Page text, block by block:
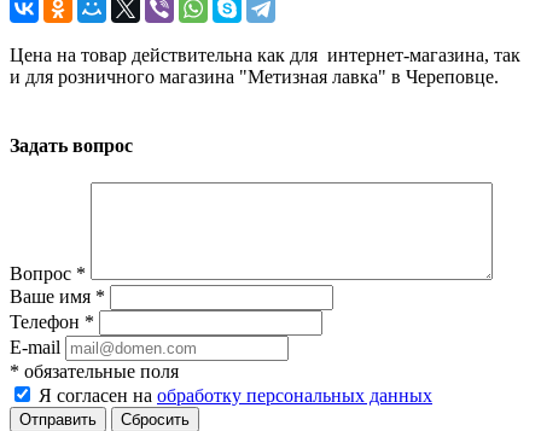
Цена на товар действительна как для интернет-магазина, так
и для розничного магазина "Метизная лавка" в Череповце.
Задать вопрос
Вопрос *
Ваше имя *
Телефон *
E-mail
* обязательные поля
Я согласен на обработку персональных данных
Сбросить